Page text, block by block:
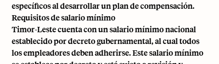
específicos al desarrollar un plan de compensación.
Requisitos de salario mínimo
Timor-Leste cuenta con un salario mínimo nacional
establecido por decreto gubernamental, al cual todos
los empleadores deben adherirse. Este salario mínimo